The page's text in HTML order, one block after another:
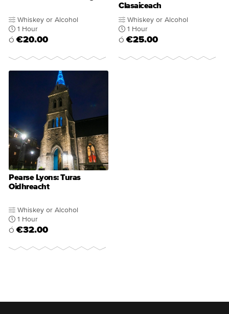
Whiskey or Alcohol
1 Hour
Ó €20.00
Clasaiceach
Whiskey or Alcohol
1 Hour
Ó €25.00
Pearse Lyons: Turas
Oidhreacht
Whiskey or Alcohol
1 Hour
Ó €32.00